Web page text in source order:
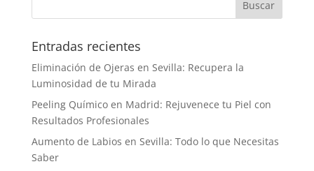
Entradas recientes
Eliminación de Ojeras en Sevilla: Recupera la
Luminosidad de tu Mirada
Peeling Químico en Madrid: Rejuvenece tu Piel con
Resultados Profesionales
Aumento de Labios en Sevilla: Todo lo que Necesitas
Saber